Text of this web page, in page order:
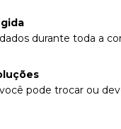
durante toda a
pode trocar ou